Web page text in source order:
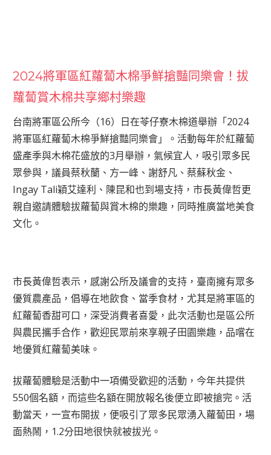
2024將軍區紅蘿蔔木棉爭鮮搶豔同樂會！拔
蘿蔔賞木棉共享鄉村樂趣
台南將軍區公所今（16）日在苓仔寮木棉道舉辦「2024
將軍區紅蘿蔔木棉爭鮮搶豔同樂會」。活動每年於紅蘿蔔
盛產季與木棉花盛放的3月舉辦，氣候宜人，吸引眾多民
眾參與，議員蔡秋蘭、方一峰、謝舒凡、蔡蘇秋金、
Ingay Tali穎艾達利、陳昆和也到場支持，市長黃偉哲更
親自邀請體驗拔蘿蔔與賞木棉的樂趣，同時推廣當地美食
文化。
市長黃偉哲表示，感謝公所及議會的支持，臺南擁有眾多
優質農產品，倡導在地飲食、當季食材，尤其是將軍區的
紅蘿蔔香甜可口，深受消費者喜愛，此次活動也是區公所
與農民攜手合作，歡迎民眾前來享親子田園樂趣，品嚐在
地優質紅蘿蔔美味。
拔蘿蔔體驗是活動中一項備受歡迎的活動，今年共提供
550個名額，而這些名額在開放報名後便立即被搶完。活
動當天，一宣布開拔，便吸引了眾多民眾湧入蘿蔔田，場
面熱鬧，1.2分田地很快就被拔光。